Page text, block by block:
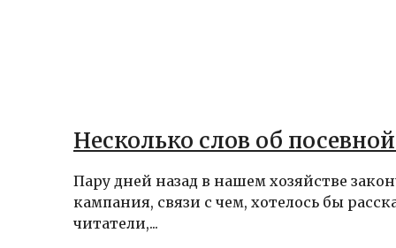
Несколько слов об
Пару дней назад в нашем хозяйстве
кампания, связи с чем, хотелось бы
читатели,...